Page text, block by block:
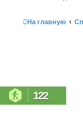
На главную
122